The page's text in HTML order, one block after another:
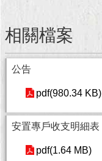
活
動
主
題
館
回
首
相關檔案
公告
pdf(980.34 KB)
安置專戶收支明細表
pdf(1.64 MB)